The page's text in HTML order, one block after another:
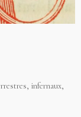
infernaux,